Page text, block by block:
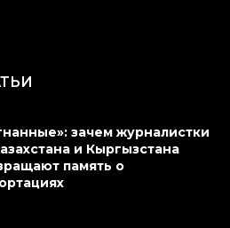
зачем журналистки
и Кыргызстана
память о